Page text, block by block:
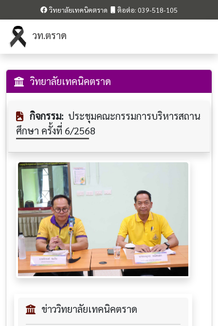
วิทยาลัยเทคนิคตราด ติอต่อ: 039-518-105
วท.ตราด
วิทยาลัยเทคนิคตราด
กิจกรรม: ประชุมคณะกรรมการบริหารสถาน
ศึกษา ครั้งที่ 6/2568
ข่าววิทยาลัยเทคนิคตราด